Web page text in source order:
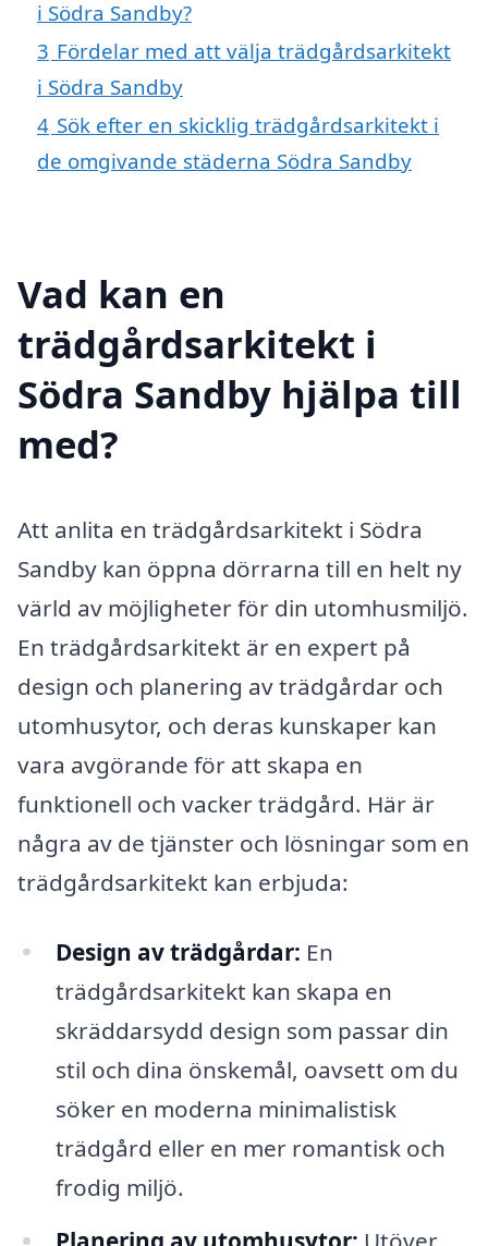
i Södra Sandby?
3 Fördelar med att välja trädgårdsarkitekt
i Södra Sandby
4 Sök efter en skicklig trädgårdsarkitekt i
de omgivande städerna Södra Sandby
Vad kan en
trädgårdsarkitekt i
Södra Sandby hjälpa till
med?
Att anlita en trädgårdsarkitekt i Södra
Sandby kan öppna dörrarna till en helt ny
värld av möjligheter för din utomhusmiljö.
En trädgårdsarkitekt är en expert på
design och planering av trädgårdar och
utomhusytor, och deras kunskaper kan
vara avgörande för att skapa en
funktionell och vacker trädgård. Här är
några av de tjänster och lösningar som en
trädgårdsarkitekt kan erbjuda:
Design av trädgårdar: En
trädgårdsarkitekt kan skapa en
skräddarsydd design som passar din
stil och dina önskemål, oavsett om du
söker en moderna minimalistisk
trädgård eller en mer romantisk och
frodig miljö.